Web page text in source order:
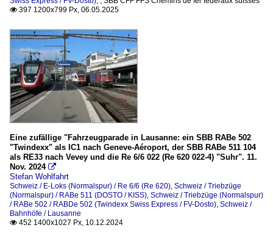
 397 1200x799 Px, 06.05.2025
Eine zufällige "Fahrzeugparade in Lausanne: ein SBB RABe 502
"Twindexx" als IC1 nach Geneve-Aéroport, der SBB RABe 511 104
als RE33 nach Vevey und die Re 6/6 022 (Re 620 022-4) "Suhr". 11.
Nov. 2024 
Stefan Wohlfahrt
Schweiz / E-Loks (Normalspur) / Re 6/6 (Re 620), Schweiz / Triebzüge
(Normalspur) / RABe 511 (DOSTO / KISS), Schweiz / Triebzüge (Normalspur)
/ RABe 502 / RABDe 502 (Twindexx Swiss Express / FV-Dosto), Schweiz /
Bahnhöfe / Lausanne
 452 1400x1027 Px, 10.12.2024